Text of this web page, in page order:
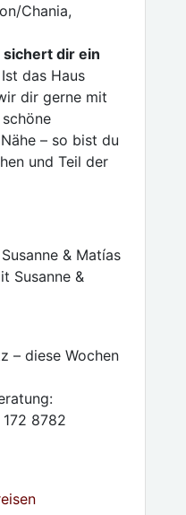
Chania,
dir ein
Ist das Haus
dir gerne mit
– so bist du
und Teil der
& Matías
Susanne &
– diese Wochen
8782